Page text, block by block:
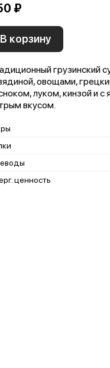
₽
В корзину
грузинский
овощами,
луком, кинзой и с
вкусом.
ценность